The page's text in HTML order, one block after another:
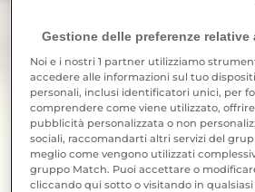
Gestione delle preferenze relative
Noi e i nostri1 partner utilizziamo
accedere alle informazioni sul tuo
personali, inclusi identificatori unici, per
comprendere come viene utilizzato,
pubblicità personalizzata o non
sociali, raccomandarti altri servizi del
meglio come vengono utilizzati
gruppo Match. Puoi accettare o
cliccando qui sotto o visitando in